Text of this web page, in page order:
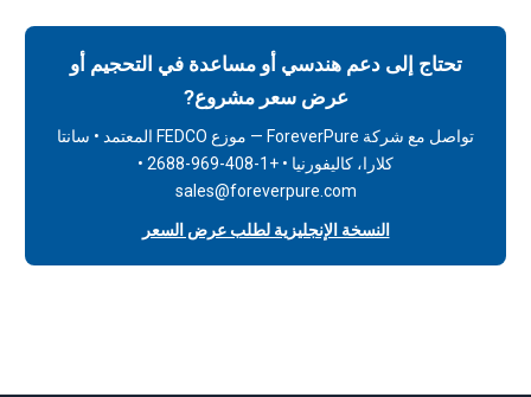
تحتاج إلى دعم هندسي أو مساعدة في التحجيم أو
عرض سعر مشروع?
تواصل مع شركة ForeverPure — موزع FEDCO المعتمد • سانتا
كلارا، كاليفورنيا • +1-408-969-2688 •
sales@foreverpure.com
النسخة الإنجليزية لطلب عرض السعر